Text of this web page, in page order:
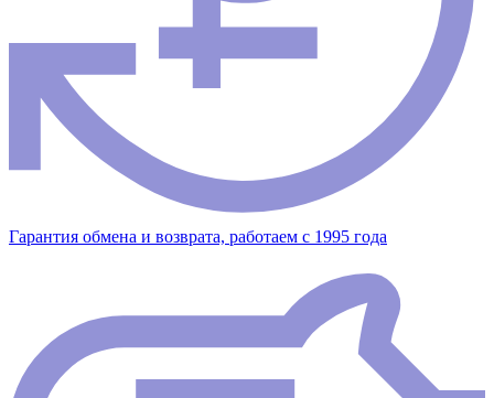
Гарантия обмена и возврата, работаем с 1995 года